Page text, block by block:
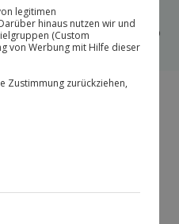
Jeder Gutschein für alle Erlebnisse
Maximale Sicherheit
10 Jahre gültig & verlängerbar.
-15%* Club Deal verfügbar
Direktabzug im Warenkorb
Melde dich hier an